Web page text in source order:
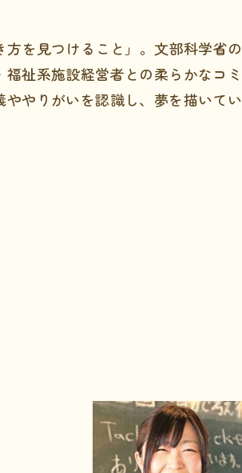
を見つけること」。文部科学省の
祉系施設経営者との柔らかなコミ
やりがいを認識し、夢を描いてい